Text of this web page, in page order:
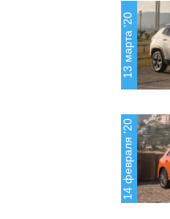
13 марта '20
14 февраля '20